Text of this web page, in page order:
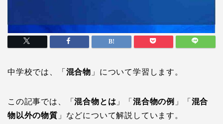
中学校では、「 混合物 」について学習します。
この記事では、「混合物とは 」「混合物の例 」「 混合
物以外の物質 」などについて解説しています。